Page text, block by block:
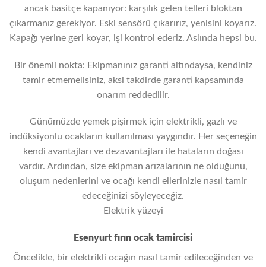
ancak basitçe kapanıyor: karşılık gelen telleri bloktan
çıkarmanız gerekiyor. Eski sensörü çıkarırız, yenisini koyarız.
Kapağı yerine geri koyar, işi kontrol ederiz. Aslında hepsi bu.
Bir önemli nokta: Ekipmanınız garanti altındaysa, kendiniz
tamir etmemelisiniz, aksi takdirde garanti kapsamında
onarım reddedilir.
Günümüzde yemek pişirmek için elektrikli, gazlı ve
indüksiyonlu ocakların kullanılması yaygındır. Her seçeneğin
kendi avantajları ve dezavantajları ile hataların doğası
vardır. Ardından, size ekipman arızalarının ne olduğunu,
oluşum nedenlerini ve ocağı kendi ellerinizle nasıl tamir
edeceğinizi söyleyeceğiz.
Elektrik yüzeyi
Esenyurt fırın ocak tamircisi
Öncelikle, bir elektrikli ocağın nasıl tamir edileceğinden ve